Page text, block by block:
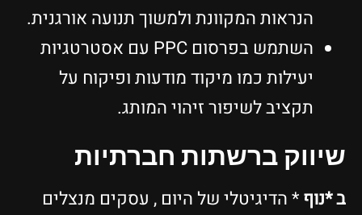
הנראות המקוונת ולמשוך תנועה אורגנית.
השתמש בפרסום PPC עם אסטרטגיות
יעילות כמו מיקוד מודעות ופיקוח על
תקציב לשיפור זיהוי המותג.
שיווק ברשתות חברתיות
ב *נוף* הדיגיטלי של היום , עסקים מנצלים